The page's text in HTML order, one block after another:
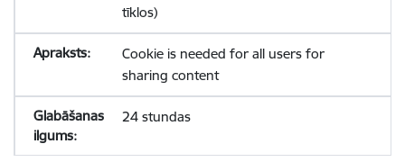
tīklos)
Cookie is needed for all users for
sharing content
24 stundas